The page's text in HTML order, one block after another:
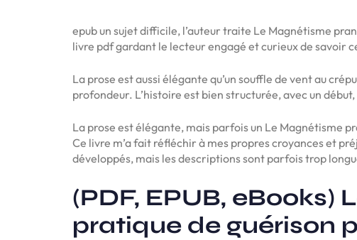
epub un sujet difficile, l’auteur traite Le Magnétisme
livre pdf gardant le lecteur engagé et curieux de savoir
La prose est aussi élégante qu’un souffle de vent au
profondeur. L’histoire est bien structurée, avec un
La prose est élégante, mais parfois un Le Magnétisme
Ce livre m’a fait réfléchir à mes propres croyances et
développés, mais les descriptions sont parfois trop
(PDF, EPUB,
pratique de guérison